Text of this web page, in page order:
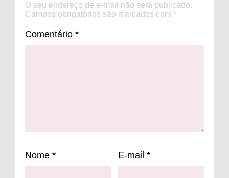
O seu endereço de e-mail não será publicado.
Campos obrigatórios são marcados com *
Comentário *
Nome * E-mail *